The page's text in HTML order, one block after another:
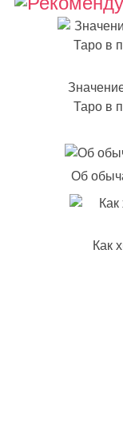
Таро в
Об
Как